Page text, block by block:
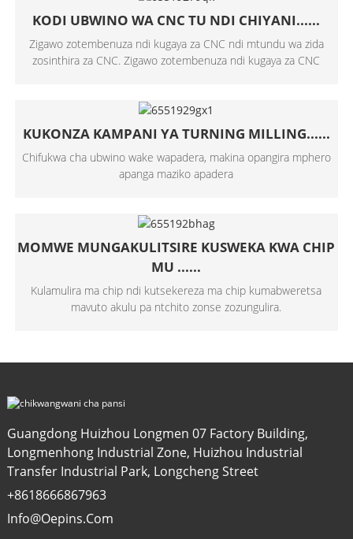
KODI UBWINO WA CNC TU NDI CHIYANI......
Zigawo zotembenuza ndi kugaya za CNC ndi mtundu wa zida
zosinthira za CNC. Zigawo zotembenuza ndi kugaya za CNC
KUKONZA KAMPANI YA TURNING MILLING......
Chifukwa cha ubwino wake wapadera, makina opangira mphero
apanga maziko apadera
MOMWE MUNGAKULITSIRE KUSWEKA KWA CHIP
MU ......
Kulamulira ma chip ndi kutsekereza ma chip kumabweretsa
mavuto akulu pa ntchito zonse zozungulira.
Guangdong Huizhou Longmen 07 Factory Building,
Longmenhong Industrial Zone, Huizhou Industrial
Transfer Industrial Park, Longcheng Street
+8618666867963
Info@oepins.com